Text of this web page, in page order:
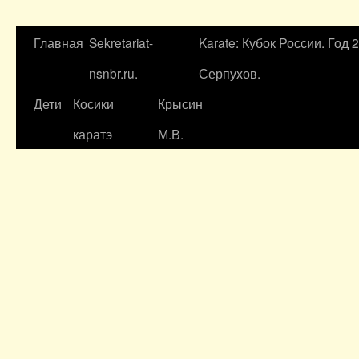
Главная Sekretariat-
nsnbr.ru.
Karate: Кубок России. Год
Серпухов.
Дети
Косики
каратэ
Крысин
М.В.